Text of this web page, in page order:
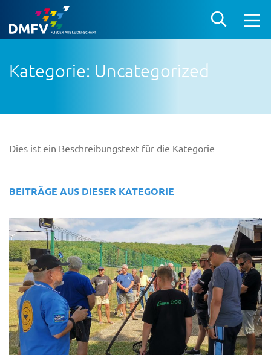
Kategorie: Uncategorized
Dies ist ein Beschreibungstext für die Kategorie
BEITRÄGE AUS DIESER KATEGORIE